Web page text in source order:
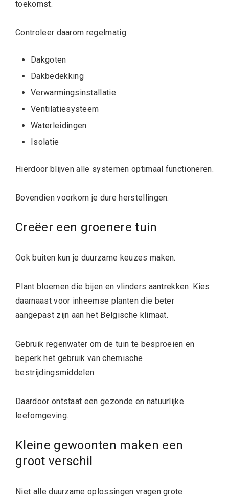
toekomst.
Controleer daarom regelmatig:
Dakgoten
Dakbedekking
Verwarmingsinstallatie
Ventilatiesysteem
Waterleidingen
Isolatie
Hierdoor blijven alle systemen optimaal functioneren.
Bovendien voorkom je dure herstellingen.
Creëer een groenere tuin
Ook buiten kun je duurzame keuzes maken.
Plant bloemen die bijen en vlinders aantrekken. Kies
daarnaast voor inheemse planten die beter
aangepast zijn aan het Belgische klimaat.
Gebruik regenwater om de tuin te besproeien en
beperk het gebruik van chemische
bestrijdingsmiddelen.
Daardoor ontstaat een gezonde en natuurlijke
leefomgeving.
Kleine gewoonten maken een
groot verschil
Niet alle duurzame oplossingen vragen grote